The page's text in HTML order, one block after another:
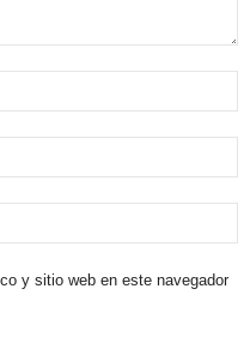
y sitio web en este navegador